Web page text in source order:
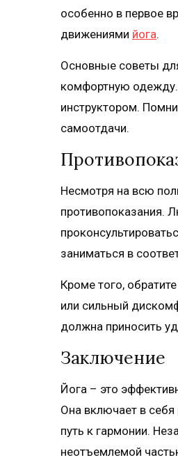
особенно в первое
движениями йога.
Основные советы
комфортную одежду.
инструктором.
самоотдачи.
Несмотря на всю
противопоказания.
заниматься в
Кроме того,
или сильный
должна приносить
Заключение
Йога – это
Она включает в
путь к гармонии.
неотъемлемой